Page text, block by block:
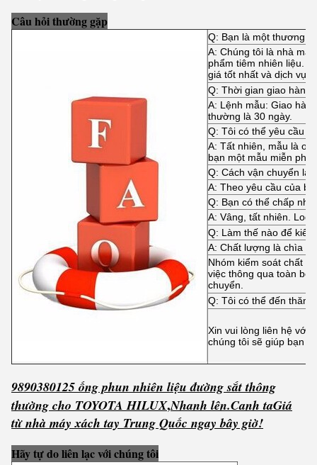
Câu hỏi thường gặp
Q: Bạn là một thương
A: Chúng tôi là nhà
phẩm tiêm nhiên liệu.
giá tốt nhất và dịch vụ
Q: Thời gian giao hàng
A: Lệnh mẫu: Giao
thường là 30 ngày.
Q: Tôi có thể yêu cầu
A: Tất nhiên, mẫu là ok
bạn một mẫu miễn phí.
Q: Cách vận chuyển là
A: Theo yêu cầu của
Q: Bạn có thể chấp
A: Vâng, tất nhiên.
Q: Làm thế nào để
A: Chất lượng là chìa
Nhóm kiểm soát chất
việc thông qua toàn bộ
chuyển.
Q: Tôi có thể đến thăm
Xin vui lòng liên hệ với
chúng tôi sẽ giúp bạn
9890380125 ống phun nhiên liệu đường sắt thông
thường cho TOYOTA HILUX,Nhanh lên.Canh taGiá
từ nhà máy xách tay Trung Quốc ngay bây giờ!
Hãy tự do liên lạc với chúng tôi